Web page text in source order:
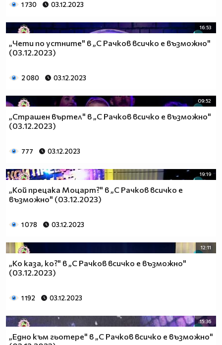
1 730 03.12.2023
16:53
„Чети по устните" в „С Рачков всичко е възможно"
(03.12.2023)
2 080 03.12.2023
09:52
„Страшен въртел" в „С Рачков всичко е възможно"
(03.12.2023)
777 03.12.2023
19:19
„Кой прецака Моцарт?" в „С Рачков всичко е
възможно" (03.12.2023)
1 078 03.12.2023
12:11
„Ко каза, ко?" в „С Рачков всичко е възможно"
(03.12.2023)
1 192 03.12.2023
15:36
„Едно към гьотере" в „С Рачков всичко е възможно"